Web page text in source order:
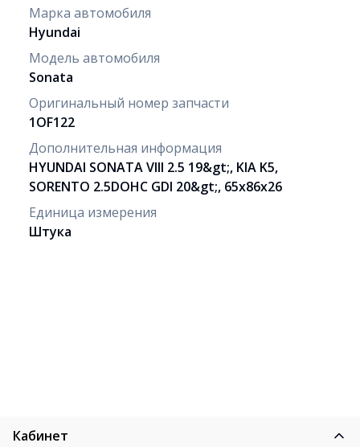
Марка автомобиля
Hyundai
Модель автомобиля
Sonata
Оригинальный номер запчасти
1OF122
Дополнительная информация
HYUNDAI SONATA VIII 2.5 19&gt;, KIA K5,
SORENTO 2.5DOHC GDI 20&gt;, 65x86x26
Единица измерения
Штука
Кабинет